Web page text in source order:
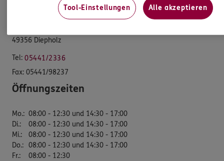
Generalagentur
49356 Diepholz
Tel: 05441/2336
Fax: 05441/98237
Öffnungszeiten
Mo.: 08:00 - 12:30 und 14:30 - 17:00
Di.:
08:00 - 12:30 und 14:30 - 17:00
Mi.:
08:00 - 12:30 und 14:30 - 17:00
Do.: 08:00 - 12:30 und 14:30 - 17:00
Fr.:
08:00 - 12:30
Tool-Einstellungen Alle akzeptieren